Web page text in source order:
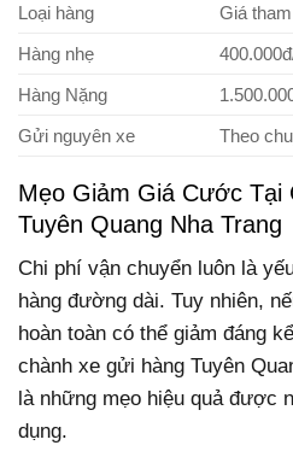
Loại hàng
Giá
Hàng nhẹ
Hàng Nặng
Gửi nguyên xe
Theo
Mẹo Giảm Giá Cước Tại
Tuyên Quang Nha Trang
Chi phí vận chuyển luôn là
hàng đường dài. Tuy nhiên,
hoàn toàn có thể giảm đáng
chành xe gửi hàng Tuyên
là những mẹo hiệu quả được
dụng.